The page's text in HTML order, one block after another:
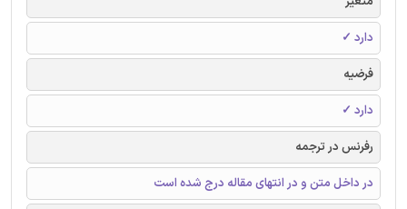
دارد ✓
فرضیه
دارد ✓
رفرنس در ترجمه
در داخل متن و در انتهای مقاله درج شده است